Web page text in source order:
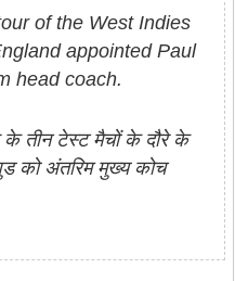
of the West Indies
appointed Paul
head coach.
के तीन टेस्ट मैचों के दौरे के
को अंतरिम मुख्य कोच